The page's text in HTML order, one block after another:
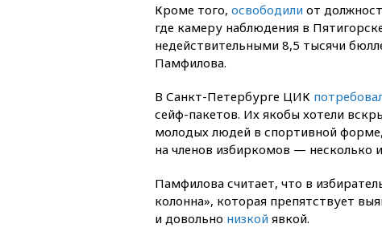
Кроме того, освободили от
где камеру наблюдения в
недействительными 8,5 тысячи
Памфилова.
В Санкт-Петербурге ЦИК
сейф-пакетов. Их якобы хотели
молодых людей в спортивной
на членов избиркомов — несколько
Памфилова считает, что в
колонна», которая препятствует
и довольно низкой явкой.